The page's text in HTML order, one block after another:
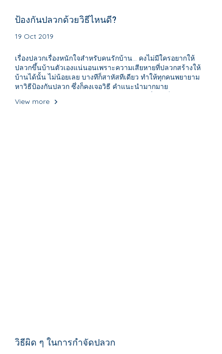
ป้องกันปลวกด้วยวิธีไหนดี?
19 Oct 2019
เรื่องปลวกเรื่องหนักใจสำหรับคนรักบ้าน... คงไม่มีใครอยากให้
ปลวกขึ้นบ้านตัวเองแน่นอนเพราะความเสียหายที่ปลวกสร้างให้
บ้านได้นั้น ไม่น้อยเลย บางทีก็สาหัสทีเดียว ทำให้ทุกคนพยายาม
หาวิธีป้องกันปลวก ซึ่งก็คงเจอวิธี คำแนะนำมากมาย
ปลวกมาแนะนำเช่นกัน ดังนี้ครับ
View more
วิธีผิด ๆ ในการกำจัดปลวก